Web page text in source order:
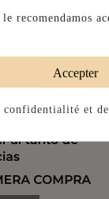
recomendamos
Accepter
et